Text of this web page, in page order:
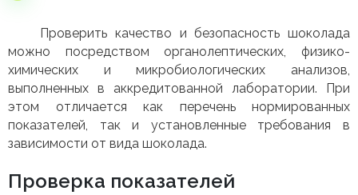
Проверить качество и безопасность шоколада
можно посредством органолептических, физико-
химических и микробиологических анализов,
выполненных в аккредитованной лаборатории. При
этом отличается как перечень нормированных
показателей, так и установленные требования в
зависимости от вида шоколада.
Проверка показателей